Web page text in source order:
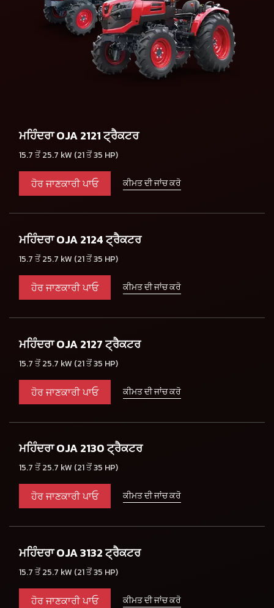
ਮਹਿੰਦਰਾ OJA 2121 ਟ੍ਰੈਕਟਰ
15.7 ਤੋਂ 25.7 kW (21 ਤੋਂ 35 HP)
ਹੋਰ ਜਾਣਕਾਰੀ ਪਾਓ ਕੀਮਤ ਦੀ ਜਾਂਚ ਕਰੋ
ਮਹਿੰਦਰਾ OJA 2124 ਟ੍ਰੈਕਟਰ
15.7 ਤੋਂ 25.7 kW (21 ਤੋਂ 35 HP)
ਹੋਰ ਜਾਣਕਾਰੀ ਪਾਓ ਕੀਮਤ ਦੀ ਜਾਂਚ ਕਰੋ
ਮਹਿੰਦਰਾ OJA 2127 ਟ੍ਰੈਕਟਰ
15.7 ਤੋਂ 25.7 kW (21 ਤੋਂ 35 HP)
ਹੋਰ ਜਾਣਕਾਰੀ ਪਾਓ ਕੀਮਤ ਦੀ ਜਾਂਚ ਕਰੋ
ਮਹਿੰਦਰਾ OJA 2130 ਟ੍ਰੈਕਟਰ
15.7 ਤੋਂ 25.7 kW (21 ਤੋਂ 35 HP)
ਹੋਰ ਜਾਣਕਾਰੀ ਪਾਓ ਕੀਮਤ ਦੀ ਜਾਂਚ ਕਰੋ
ਮਹਿੰਦਰਾ OJA 3132 ਟ੍ਰੈਕਟਰ
15.7 ਤੋਂ 25.7 kW (21 ਤੋਂ 35 HP)
ਹੋਰ ਜਾਣਕਾਰੀ ਪਾਓ ਕੀਮਤ ਦੀ ਜਾਂਚ ਕਰੋ